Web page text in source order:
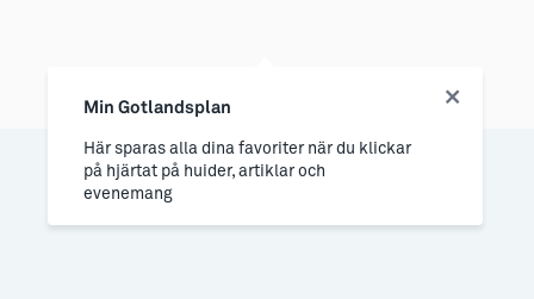
Min Gotlandsplan
Här sparas alla dina favoriter när du klickar
på hjärtat på huider, artiklar och
evenemang